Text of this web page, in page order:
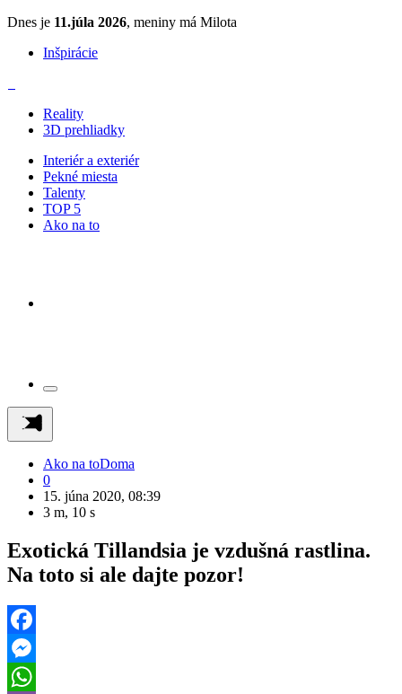
Dnes je 11.júla 2026, meniny má Milota
Inšpirácie
Reality
3D prehliadky
Interiér a exteriér
Pekné miesta
Talenty
TOP 5
Ako na to
Ako na toDoma
0
15. júna 2020, 08:39
3 m, 10 s
Exotická Tillandsia je vzdušná rastlina.
Na toto si ale dajte pozor!
Facebook
Messenger